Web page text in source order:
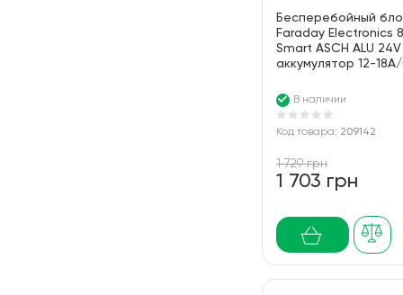
Бесперебойный
Faraday Electronics
Smart ASCH ALU
аккумулятор 12-
В наличии
Код товара: 209142
1 729 грн
1 703 грн